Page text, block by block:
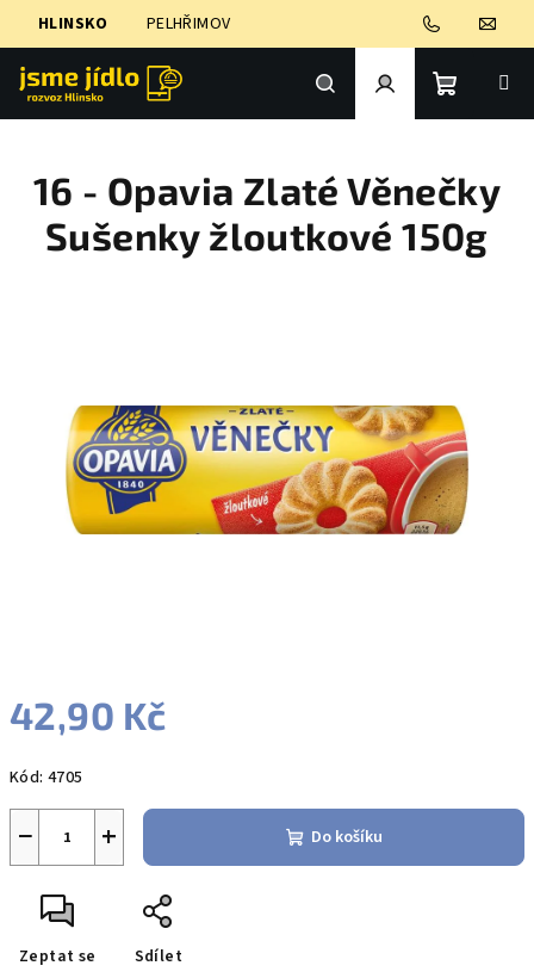
HLINSKO PELHŘIMOV
Hledat PřihlášeníNákupní
košík
42,90 Kč
cena:
Kód: 4705
+
− Do košíku
Zeptat se Sdílet
16 - Opavia Zlaté Věnečky
Sušenky žloutkové 150g